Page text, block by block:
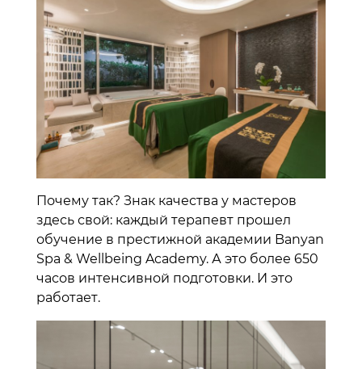
Почему так? Знак качества у мастеров
здесь свой: каждый терапевт прошел
обучение в престижной академии Banyan
Spa & Wellbeing Academy. А это более 650
часов интенсивной подготовки. И это
работает.